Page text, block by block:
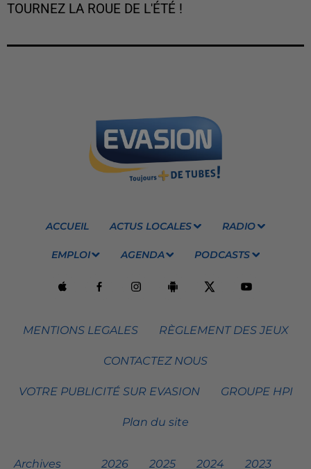
TOURNEZ LA ROUE DE L'ÉTÉ !
ACCUEIL ACTUS LOCALES RADIO
EMPLOI AGENDA PODCASTS
MENTIONS LEGALES RÈGLEMENT DES JEUX
CONTACTEZ NOUS
VOTRE PUBLICITÉ SUR EVASION GROUPE HPI
Plan du site
Archives 2026 2025 2024 2023